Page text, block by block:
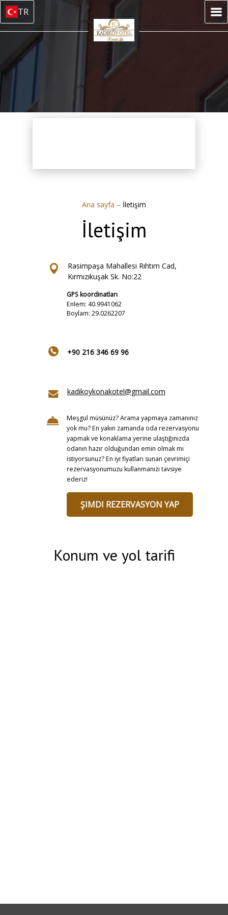
TR
Ana sayfa – İletişim
İletişim
Rasimpaşa Mahallesi Rıhtım Cad,
Kırmızıkuşak Sk. No:22
GPS koordinatları
Enlem: 40.9941062
Boylam: 29.0262207
+90 216 346 69 96
kadikoykonakotel@gmail.com
Meşgul müsünüz? Arama yapmaya zamanınız
yok mu? En yakın zamanda oda rezervasyonu
yapmak ve konaklama yerine ulaştığınızda
odanın hazır olduğundan emin olmak mı
istiyorsunuz? En iyi fiyatları sunan çevrimiçi
rezervasyonumuzu kullanmanızı tavsiye
ederiz!
ŞIMDI REZERVASYON YAP
Konum ve yol tarifi